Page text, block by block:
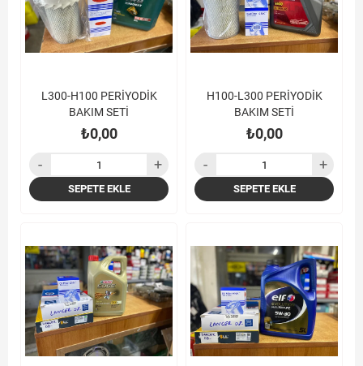
L300-H100 PERİYODİK
BAKIM SETİ
₺0,00
SEPETE EKLE
H100-L300 PERİYODİK
BAKIM SETİ
₺0,00
SEPETE EKLE